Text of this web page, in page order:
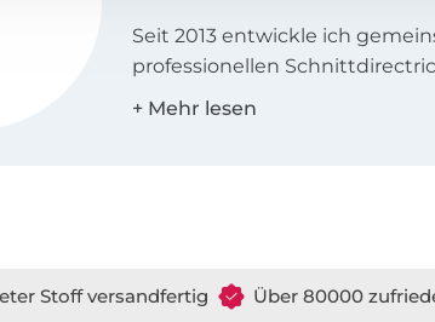
Seit 2013 entwickle ich
professionellen
Mitarbeiterin Katrin
oder Längen wichtig. Mit den
Nähanleitungen können auch
Stoff versandfertig Über 80000